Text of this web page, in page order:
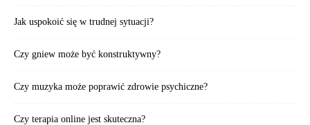
Jak uspokoić się w trudnej sytuacji?
Czy gniew może być konstruktywny?
Czy muzyka może poprawić zdrowie psychiczne?
Czy terapia online jest skuteczna?